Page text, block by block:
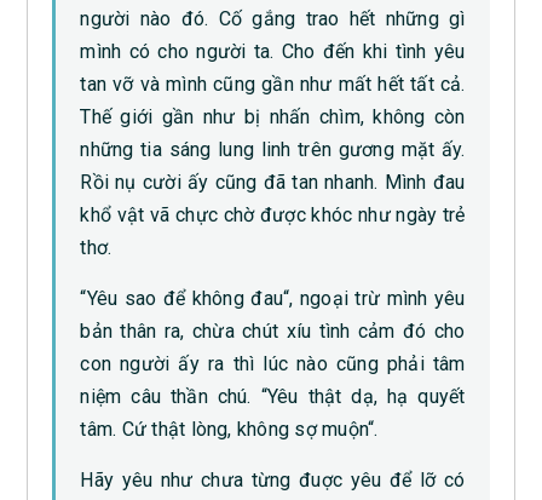
người nào đó. Cố gắng trao hết những gì
mình có cho người ta. Cho đến khi tình yêu
tan vỡ và mình cũng gần như mất hết tất cả.
Thế giới gần như bị nhấn chìm, không còn
những tia sáng lung linh trên gương mặt ấy.
Rồi nụ cười ấy cũng đã tan nhanh. Mình đau
khổ vật vã chực chờ được khóc như ngày trẻ
thơ.
“Yêu sao để không đau“, ngoại trừ mình yêu
bản thân ra, chừa chút xíu tình cảm đó cho
con người ấy ra thì lúc nào cũng phải tâm
niệm câu thần chú. “Yêu thật dạ, hạ quyết
tâm. Cứ thật lòng, không sợ muộn“.
Hãy yêu như chưa từng đuợc yêu để lỡ có